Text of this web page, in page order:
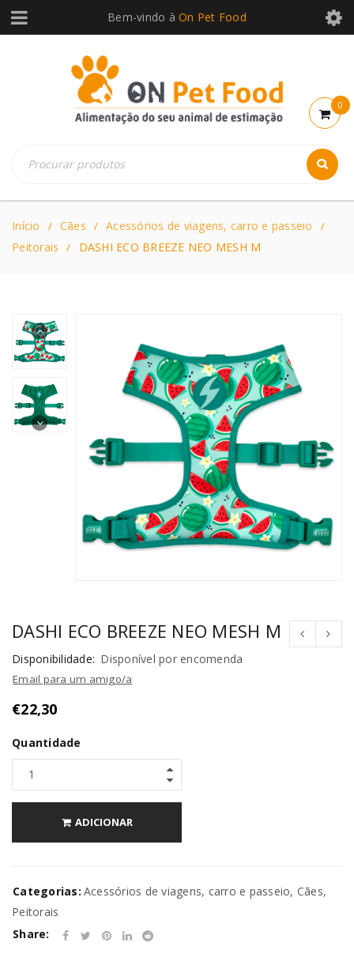
Bem-vindo àOn Pet Food
0
Início / Cães / Acessórios de viagens, carro e passeio /
Peitorais / DASHI ECO BREEZE NEO MESH M
DASHI ECO BREEZE NEO MESH M
Disponibilidade: Disponível por encomenda
Email para um amigo/a
€22,30
Quantidade
ADICIONAR
Categorias: Acessórios de viagens, carro e passeio, Cães,
Peitorais
Share: